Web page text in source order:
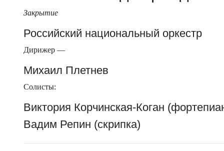
Закрытие
Российский национальный оркестр
Дирижер —
Михаил Плетнев
Солисты:
Виктория Корчинская-Коган
Вадим Репин (скрипка)